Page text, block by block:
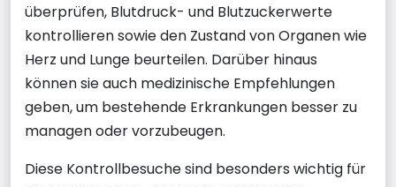
überprüfen, Blutdruck- und Blutzuckerwerte
kontrollieren sowie den Zustand von Organen wie
Herz und Lunge beurteilen. Darüber hinaus
können sie auch medizinische Empfehlungen
geben, um bestehende Erkrankungen besser zu
managen oder vorzubeugen.
Diese Kontrollbesuche sind besonders wichtig für